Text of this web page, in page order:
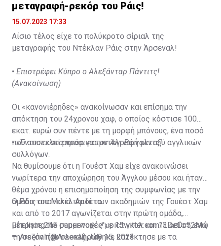
μεταγραφή-ρεκόρ του Ράις!
15.07.2023 17:33
Αίσιο τέλος είχε το πολύκροτο σίριαλ της
μεταγραφής του Ντέκλαν Ράις στην Άρσεναλ!
• Επιστρέφει Κύπρο ο Αλεξάνταρ Πάντιτς!
(Ανακοίνωση)
Οι «κανονιέρηδες» ανακοίνωσαν και επίσημα την
απόκτηση του 24χρονου χαφ, ο οποίος κόστισε 100
εκατ. ευρώ συν πέντε με τη μορφή μπόνους, ένα ποσό
που αποτελεί ρεκόρ για μεταγραφή μεταξύ αγγλικών
συλλόγων.
•«Έντυσε» στα πράσινα τον Άλι Ρέινολντς!
Να θυμίσουμε ότι η Γουέστ Χαμ είχε ανακοινώσει
νωρίτερα την αποχώρηση του Άγγλου μέσου και ήταν
θέμα χρόνου η επισημοποίηση της συμφωνίας με την
ομάδα του Μικέλ Αρτέτα.
Ο Ράις αποτελεί παιδί των ακαδημιών της Γουέστ Χαμ
και από το 2017 αγωνίζεται στην πρώτη ομάδα,
μέτρησε 245 συμμετοχές με 15 γκολ και 13 ασίστ, ενώ
τη σεζόν που ολοκληρώθηκε κατέκτησε με τα
Finalising the paperwork ✍️pic.twitter.com/LDeDc52Mnj
— Arsenal (@Arsenal)July 15, 2023